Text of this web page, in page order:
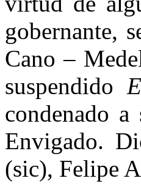
gobernante,
Cano –
suspendido
condenado
Envigado.
(sic), Felipe